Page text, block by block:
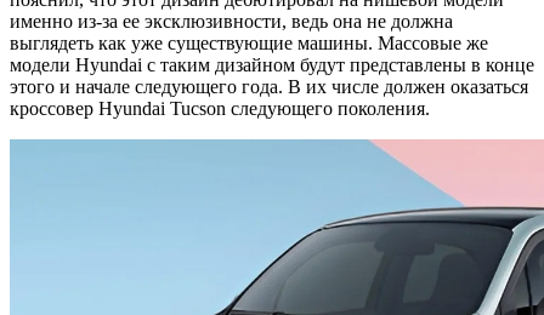
именно из-за ее эксклюзивности, ведь она не должна
выглядеть как уже существующие машины. Массовые же
модели Hyundai с таким дизайном будут представлены в конце
этого и начале следующего года. В их числе должен оказаться
кроссовер Hyundai Tucson следующего поколения.